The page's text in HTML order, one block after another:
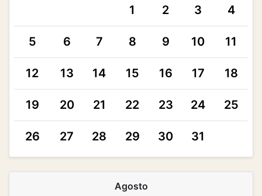
1 2 3 4
5 6 7 8 9 10 11
12 13 14 15 16 17 18
19 20 21 22 23 24 25
26 27 28 29 30 31
Agosto